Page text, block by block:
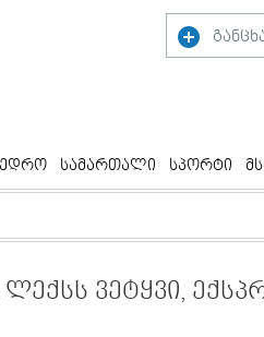
სამართალი სპორტი
ვეტყვი,